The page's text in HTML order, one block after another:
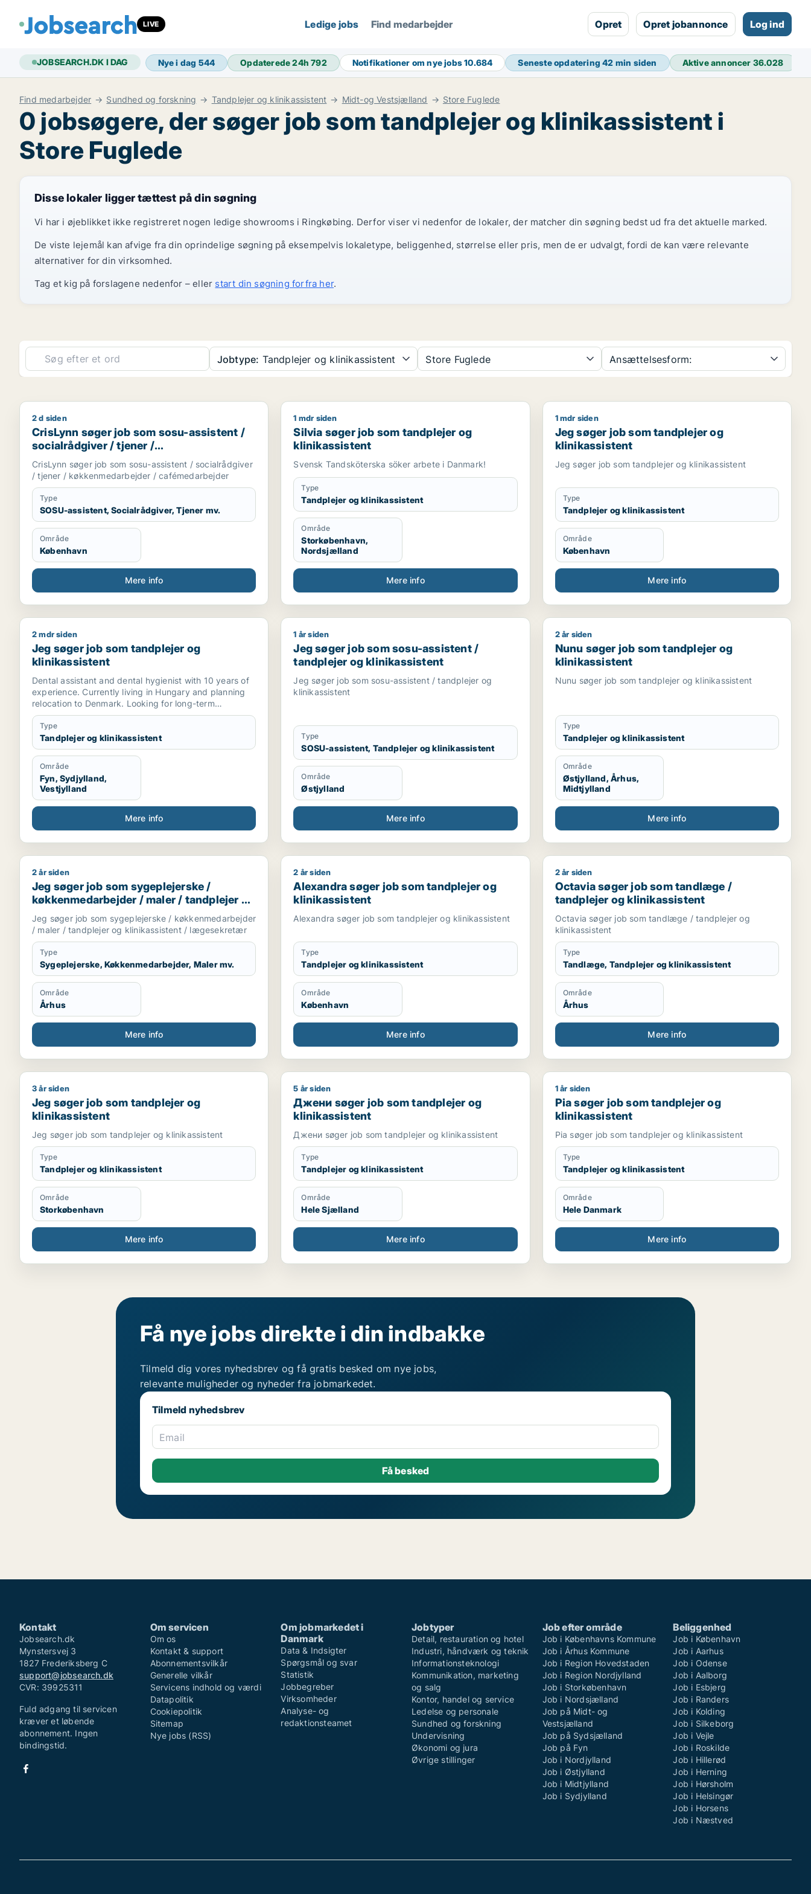
LIVE Ledige jobs Find medarbejder Opret Opret jobannonce Log ind
JOBSEARCH.DK I DAG Nye i dag 544 Opdaterede 24h792 Notifikationer om nye jobs10.684 Seneste opdatering42 min siden Aktive annoncer 36.028
Find medarbejder Sundhed og forskning Tandplejer og klinikassistent Midt-og Vestsjælland Store Fuglede
0 jobsøgere, der søger job som tandplejer og klinikassistent i
Store Fuglede
Disse lokaler ligger tættest på din søgning
Vi har i øjeblikket ikke registreret nogen ledige showrooms i Ringkøbing. Derfor viser vi nedenfor de lokaler, der matcher din søgning bedst ud fra det aktuelle marked.
De viste lejemål kan afvige fra din oprindelige søgning på eksempelvis lokaletype, beliggenhed, størrelse eller pris, men de er udvalgt, fordi de kan være relevante
alternativer for din virksomhed.
Tag et kig på forslagene nedenfor – eller start din søgning forfra her.
Jobtype: Tandplejer og klinikassistent Store Fuglede Ansættelsesform:
CrisLynn søger job som sosu-assistent / socialrådgiver / tjener / køkkenmedarbejder / cafémedarbejder
2 d siden
CrisLynn søger job som sosu-assistent /
socialrådgiver / tjener /
køkkenmedarbejder / cafémedarbejder
CrisLynn søger job som sosu-assistent / socialrådgiver
/ tjener / køkkenmedarbejder / cafémedarbejder
Type
SOSU-assistent, Socialrådgiver, Tjener mv.
Område
København
Mere info
Silvia søger job som tandplejer og klinikassistent
1 mdr siden
Silvia søger job som tandplejer og
klinikassistent
Svensk Tandsköterska söker arbete i Danmark!
Type
Tandplejer og klinikassistent
Område
Storkøbenhavn,
Nordsjælland
Mere info
Jeg søger job som tandplejer og klinikassistent
1 mdr siden
Jeg søger job som tandplejer og
klinikassistent
Jeg søger job som tandplejer og klinikassistent
Type
Tandplejer og klinikassistent
Område
København
Mere info
Jeg søger job som tandplejer og klinikassistent
2 mdr siden
Jeg søger job som tandplejer og
klinikassistent
Dental assistant and dental hygienist with 10 years of
experience. Currently living in Hungary and planning
relocation to Denmark. Looking for long-term
employment opportunities, preferably in Funen (Fyn),
Odense, Middelfart, Vejle or Kolding area. Open to
discussing start date.
Type
Tandplejer og klinikassistent
Område
Fyn, Sydjylland,
Vestjylland
Mere info
Jeg søger job som sosu-assistent / tandplejer og klinikassistent
1 år siden
Jeg søger job som sosu-assistent /
tandplejer og klinikassistent
Jeg søger job som sosu-assistent / tandplejer og
klinikassistent
Type
SOSU-assistent, Tandplejer og klinikassistent
Område
Østjylland
Mere info
Nunu søger job som tandplejer og klinikassistent
2 år siden
Nunu søger job som tandplejer og
klinikassistent
Nunu søger job som tandplejer og klinikassistent
Type
Tandplejer og klinikassistent
Område
Østjylland, Århus,
Midtjylland
Mere info
Jeg søger job som sygeplejerske / køkkenmedarbejder / maler / tandplejer og klinikassistent / lægesekretær
2 år siden
Jeg søger job som sygeplejerske /
køkkenmedarbejder / maler / tandplejer og
klinikassistent / lægesekretær
Jeg søger job som sygeplejerske / køkkenmedarbejder
/ maler / tandplejer og klinikassistent / lægesekretær
Type
Sygeplejerske, Køkkenmedarbejder, Maler mv.
Område
Århus
Mere info
Alexandra søger job som tandplejer og klinikassistent
2 år siden
Alexandra søger job som tandplejer og
klinikassistent
Alexandra søger job som tandplejer og klinikassistent
Type
Tandplejer og klinikassistent
Område
København
Mere info
Octavia søger job som tandlæge / tandplejer og
2 år siden
Octavia søger job som tandlæge /
tandplejer og klinikassistent
Octavia søger job som tandlæge / tandplejer og
klinikassistent
Type
Tandlæge, Tandplejer og klinikassistent
Område
Århus
Mere info
Jeg søger job som tandplejer og klinikassistent
3 år siden
Jeg søger job som tandplejer og
klinikassistent
Jeg søger job som tandplejer og klinikassistent
Type
Tandplejer og klinikassistent
Område
Storkøbenhavn
Mere info
Джени søger job som tandplejer og klinikassistent
5 år siden
Джени søger job som tandplejer og
klinikassistent
Джени søger job som tandplejer og klinikassistent
Type
Tandplejer og klinikassistent
Område
Hele Sjælland
Mere info
Pia søger job som tandplejer og klinikassistent
1 år siden
Pia søger job som tandplejer og
klinikassistent
Pia søger job som tandplejer og klinikassistent
Type
Tandplejer og klinikassistent
Område
Hele Danmark
Mere info
Få nye jobs direkte i din indbakke
Tilmeld dig vores nyhedsbrev og få gratis besked om nye jobs,
relevante muligheder og nyheder fra jobmarkedet.
Tilmeld nyhedsbrev
Email
Kontakt
Jobsearch.dk
Mynstersvej 3
1827 Frederiksberg C
support@jobsearch.dk
CVR: 39925311
Fuld adgang til servicen
kræver et løbende
abonnement. Ingen
bindingstid.
Om servicen
Om os
Kontakt & support
Abonnementsvilkår
Generelle vilkår
Servicens indhold og værdi
Datapolitik
Cookiepolitik
Sitemap
Nye jobs (RSS)
Om jobmarkedet i
Danmark
Data & Indsigter
Spørgsmål og svar
Statistik
Jobbegreber
Virksomheder
Analyse- og
redaktionsteamet
Jobtyper
Detail, restauration og hotel
Industri, håndværk og teknik
Informationsteknologi
Kommunikation, marketing
og salg
Kontor, handel og service
Ledelse og personale
Sundhed og forskning
Undervisning
Økonomi og jura
Øvrige stillinger
Job efter område
Job i Københavns Kommune
Job i Århus Kommune
Job i Region Hovedstaden
Job i Region Nordjylland
Job i Storkøbenhavn
Job i Nordsjælland
Job på Midt- og
Vestsjælland
Job på Sydsjælland
Job på Fyn
Job i Nordjylland
Job i Østjylland
Job i Midtjylland
Job i Sydjylland
Beliggenhed
Job i København
Job i Aarhus
Job i Odense
Job i Aalborg
Job i Esbjerg
Job i Randers
Job i Kolding
Job i Silkeborg
Job i Vejle
Job i Roskilde
Job i Hillerød
Job i Herning
Job i Hørsholm
Job i Helsingør
Job i Horsens
Job i Næstved